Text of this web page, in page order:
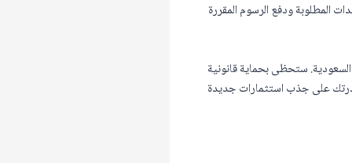
المطلوبة ودفع الرسوم المقررة
ستحظى بحماية قانونية
على جذب استثمارات جديدة